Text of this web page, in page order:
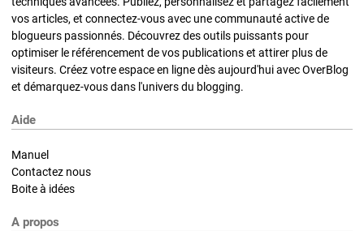
vos articles, et connectez-vous avec une communauté active de
blogueurs passionnés. Découvrez des outils puissants pour
optimiser le référencement de vos publications et attirer plus de
visiteurs. Créez votre espace en ligne dès aujourd'hui avec OverBlog
et démarquez-vous dans l'univers du blogging.
Aide
Manuel
Contactez nous
Boite à idées
A propos